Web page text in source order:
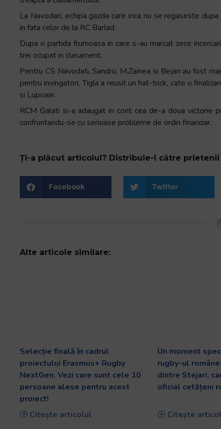
La Navodari, echipa gazda care inca nu se regaseste
in fata celor de la RC Barlad.
Dupa o partida frumoasa in care s-au marcat zece
trei ocupat in clasament.
Pentru CS Navodati, Sandru, M.Zainea si Bejan au fost
pentru invingatori, Tigla a reusit un hat-trick, cate o
si Lupoaie.
RCM Galati si-a adaugat in cont cea de-a doua victorie
confruntandu-se cu serioase probleme de ordin financiar.
Ți-a plăcut articolul? Distribuie-l către prietenii
Facebook Twitter
Alte articole similare:
Selecție finală în cadrul
proiectului Erasmus+ Rugby
NextGen. Vezi care sunt cele 10
persoane alese pentru acest
proiect!
Citește articolul
Un moment
rugby-ul
dintre Stejari,
oficial cetățeni
Citește